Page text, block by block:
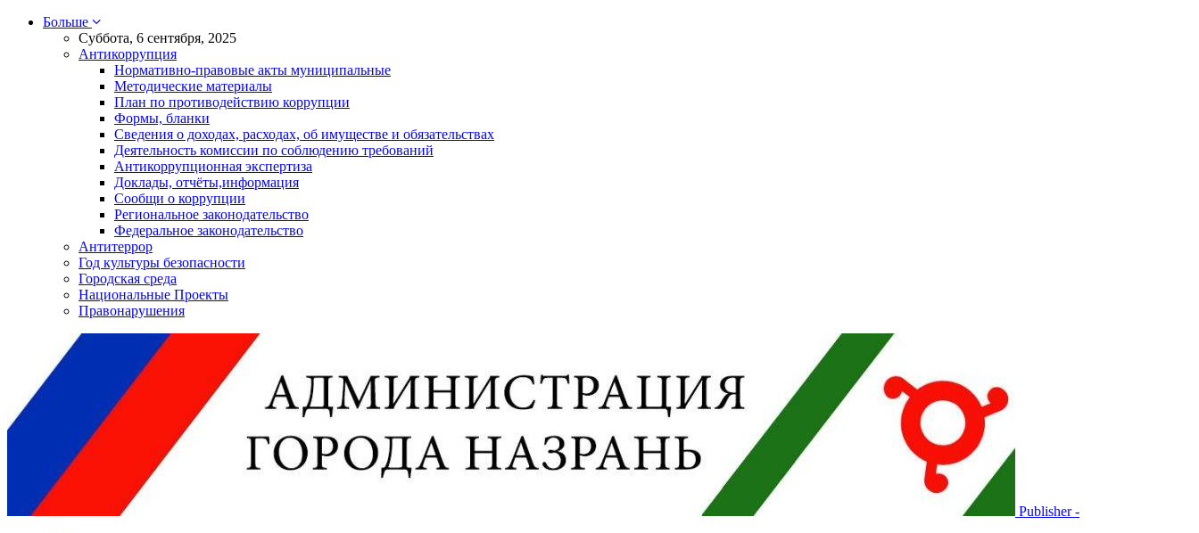
Больше
Суббота, 6 сентября, 2025
Антикоррупция
Нормативно-правовые акты муниципальные
Методические материалы
План по противодействию коррупции
Формы, бланки
Сведения о доходах, расходах, об имуществе и обязательствах
Деятельность комиссии по соблюдению требований
Антикоррупционная экспертиза
Доклады, отчёты,информация
Сообщи о коррупции
Региональное законодательство
Федеральное законодательство
Антитеррор
Год культуры безопасности
Городская среда
Национальные Проекты
Правонарушения
Publisher -